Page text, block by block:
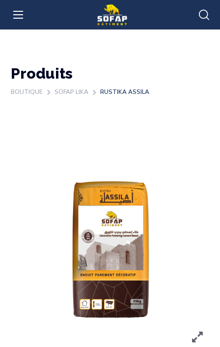
Produits
BOUTIQUE SOFAP LIKA RUSTIKA ASSILA